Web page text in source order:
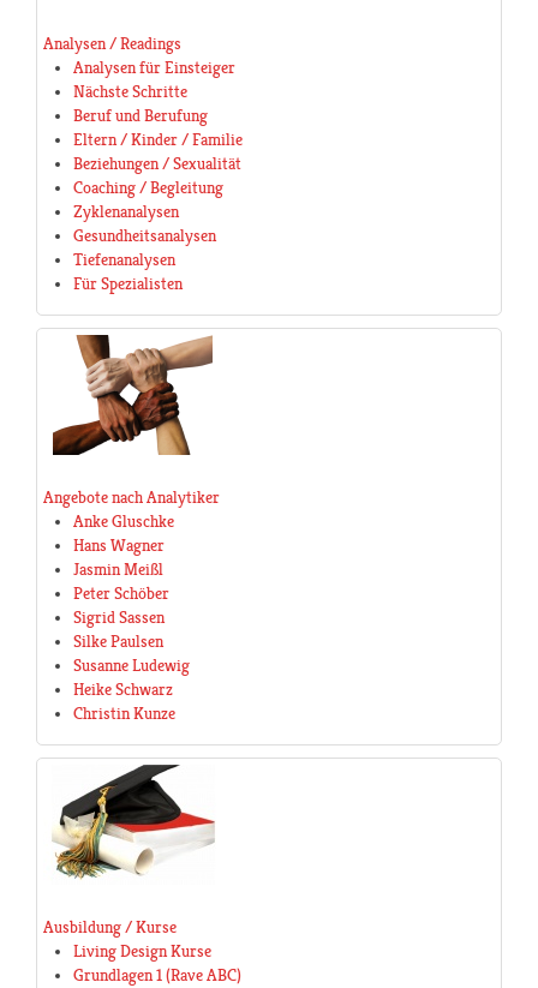
Analysen / Readings
Analysen für Einsteiger
Nächste Schritte
Beruf und Berufung
Eltern / Kinder / Familie
Beziehungen / Sexualität
Coaching / Begleitung
Zyklenanalysen
Gesundheitsanalysen
Tiefenanalysen
Für Spezialisten
Angebote nach Analytiker
Anke Gluschke
Hans Wagner
Jasmin Meißl
Peter Schöber
Sigrid Sassen
Silke Paulsen
Susanne Ludewig
Heike Schwarz
Christin Kunze
Ausbildung / Kurse
Living Design Kurse
Grundlagen 1 (Rave ABC)